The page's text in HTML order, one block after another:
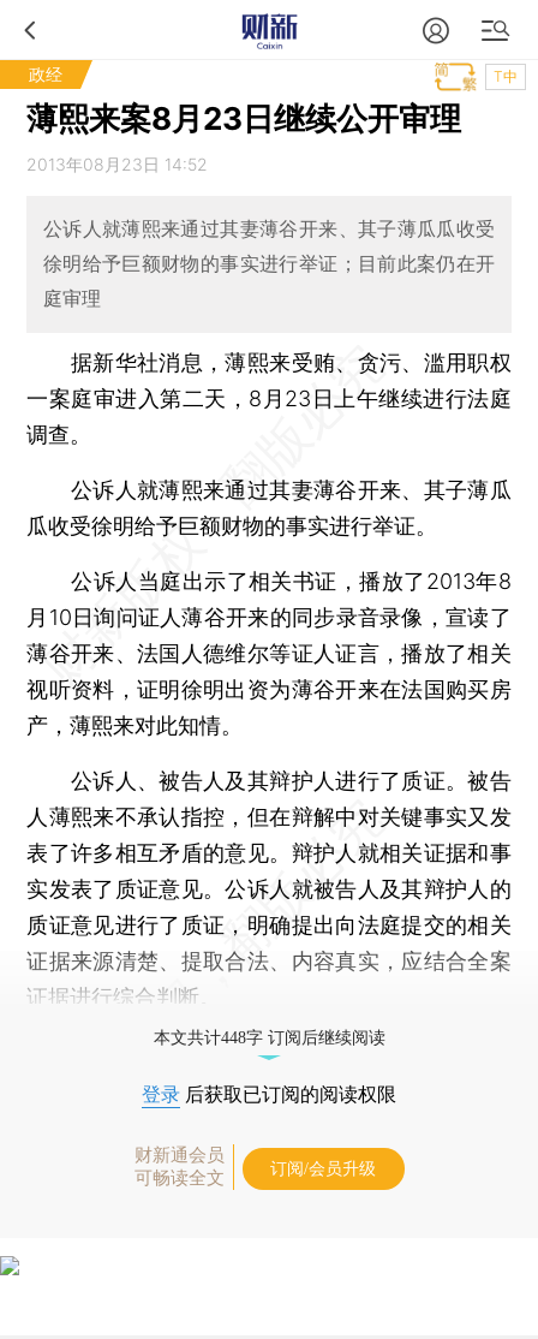
政经 T中
薄熙来案8月23日继续公开审理
2013年08月23日 14:52
公诉人就薄熙来通过其妻薄谷开来、其子薄瓜瓜收受
徐明给予巨额财物的事实进行举证；目前此案仍在开
庭审理
据新华社消息，薄熙来受贿、贪污、滥用职权
一案庭审进入第二天，8月23日上午继续进行法庭
调查。
公诉人就薄熙来通过其妻薄谷开来、其子薄瓜
瓜收受徐明给予巨额财物的事实进行举证。
公诉人当庭出示了相关书证，播放了2013年8
月10日询问证人薄谷开来的同步录音录像，宣读了
薄谷开来、法国人德维尔等证人证言，播放了相关
视听资料，证明徐明出资为薄谷开来在法国购买房
产，薄熙来对此知情。
公诉人、被告人及其辩护人进行了质证。被告
人薄熙来不承认指控，但在辩解中对关键事实又发
表了许多相互矛盾的意见。辩护人就相关证据和事
实发表了质证意见。公诉人就被告人及其辩护人的
质证意见进行了质证，明确提出向法庭提交的相关
证据来源清楚、提取合法、内容真实，应结合全案
证据进行综合判断。
本文共计448字 订阅后继续阅读
登录 后获取已订阅的阅读权限
财新通会员
可畅读全文
订阅/会员升级